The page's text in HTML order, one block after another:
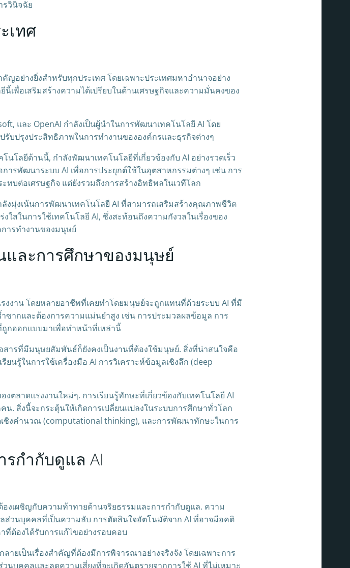
รวินิจฉัย
เทศ
ญอย่างยิ่งสำหรับทุกประเทศ โดยเฉพาะประเทศมหาอำนาจอย่าง
พื่อเสริมสร้างความได้เปรียบในด้านเศรษฐกิจและความมั่นคงของ
และ OpenAI กำลังเป็นผู้นำในการพัฒนาเทคโนโลยี AI โดย
บปรุงประสิทธิภาพในการทำงานขององค์กรและธุรกิจต่างๆ
โลยีด้านนี้, กำลังพัฒนาเทคโนโลยีที่เกี่ยวข้องกับ AI อย่างรวดเร็ว
ารพัฒนาระบบ AI เพื่อการประยุกต์ใช้ในอุตสาหกรรมต่างๆ เช่น การ
ทบต่อเศรษฐกิจ แต่ยังรวมถึงการสร้างอิทธิพลในเวทีโลก
มุ่งเน้นการพัฒนาเทคโนโลยี AI ที่สามารถเสริมสร้างคุณภาพชีวิต
สในการใช้เทคโนโลยี AI, ซึ่งสะท้อนถึงความกังวลในเรื่องของ
ารทำงานของมนุษย์
และการศึกษาของมนุษย์
งาน โดยหลายอาชีพที่เคยทำโดยมนุษย์จะถูกแทนที่ด้วยระบบ AI ที่มี
ากและต้องการความแม่นยำสูง เช่น การประมวลผลข้อมูล การ
กออกแบบมาเพื่อทำหน้าที่เหล่านี้
ารที่มีมนุษยสัมพันธ์ก็ยังคงเป็นงานที่ต้องใช้มนุษย์. สิ่งที่น่าสนใจคือ
นรู้ในการใช้เครื่องมือ AI การวิเคราะห์ข้อมูลเชิงลึก (deep
ตลาดแรงงานใหม่ๆ. การเรียนรู้ทักษะที่เกี่ยวข้องกับเทคโนโลยี AI
. สิ่งนี้จะกระตุ้นให้เกิดการเปลี่ยนแปลงในระบบการศึกษาทั่วโลก
งคำนวณ (computational thinking), และการพัฒนาทักษะในการ
กำกับดูแล AI
องเผชิญกับความท้าทายด้านจริยธรรมและการกำกับดูแล. ความ
ส่วนบุคคลที่เป็นความลับ การตัดสินใจอัตโนมัติจาก AI ที่อาจมีอคติ
ต้องได้รับการแก้ไขอย่างรอบคอบ
ายเป็นเรื่องสำคัญที่ต้องมีการพิจารณาอย่างจริงจัง โดยเฉพาะการ
บุคคลและลดความเสี่ยงที่จะเกิดอันตรายจากการใช้ AI ที่ไม่เหมาะ